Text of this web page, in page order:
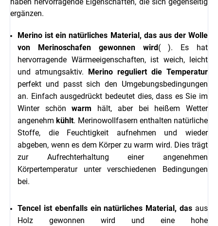
haben hervorragende Eigenschaften, die sich gegenseitig
ergänzen.
Merino ist ein natürliches Material, das aus der Wolle
von Merinoschafen gewonnen wird (
). Es hat
hervorragende Wärmeeigenschaften, ist weich, leicht
und atmungsaktiv. Merino reguliert die Temperatur
perfekt und passt sich den Umgebungsbedingungen
an. Einfach ausgedrückt bedeutet dies, dass es Sie im
Winter schönwarm hält, aber bei heißem Wetter
angenehm kühlt. Merinowollfasern enthalten natürliche
Stoffe, die Feuchtigkeit aufnehmen und wieder
abgeben, wenn es dem Körper zu warm wird. Dies trägt
zur Aufrechterhaltung einer angenehmen
Körpertemperatur unter verschiedenen Bedingungen
bei.
Tencel ist ebenfalls ein natürliches Material, das aus
Holz gewonnen wird und eine hohe